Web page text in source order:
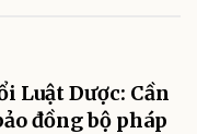
Luật Dược: Cần
đồng bộ pháp